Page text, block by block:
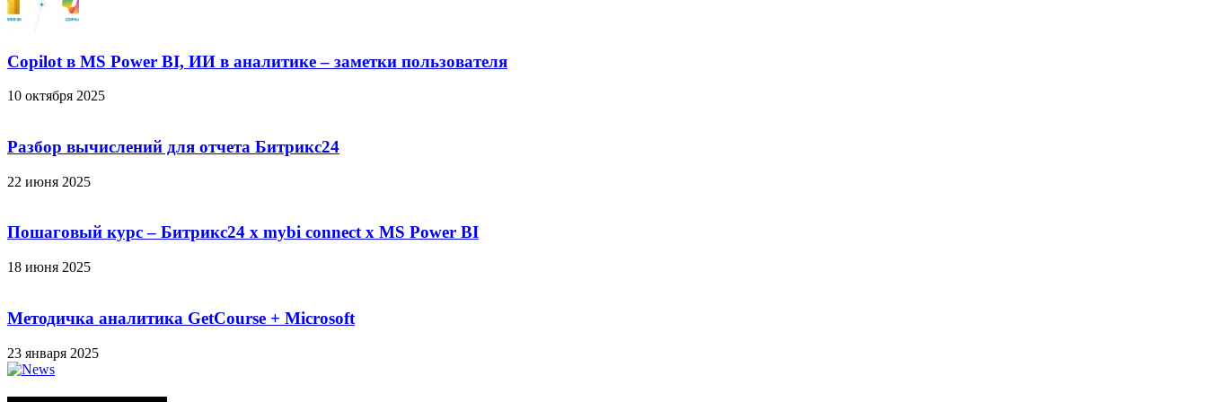
Copilot в MS Power BI, ИИ в аналитике – заметки пользователя
10 октября 2025
Разбор вычислений для отчета Битрикс24
22 июня 2025
Пошаговый курс – Битрикс24 х mybi connect х MS Power BI
18 июня 2025
Методичка аналитика GetCourse + Microsoft
23 января 2025